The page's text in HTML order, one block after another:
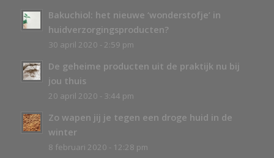
Bakuchiol: het nieuwe ‘wonderstofje’ in
huidverzorgingsproducten?
30 april 2020 - 2:59 pm
De geheime producten uit de praktijk nu bij
jou thuis
20 april 2020 - 3:44 pm
Zo wapen jij je tegen een droge huid in de
winter
8 februari 2020 - 12:28 pm